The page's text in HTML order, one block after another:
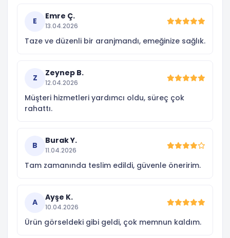
E
Emre Ç.
13.04.2026
Taze ve düzenli bir aranjmandı, emeğinize sağlık.
Z
Zeynep B.
12.04.2026
Müşteri hizmetleri yardımcı oldu, süreç çok
rahattı.
B
Burak Y.
11.04.2026
Tam zamanında teslim edildi, güvenle öneririm.
A
Ayşe K.
10.04.2026
Ürün görseldeki gibi geldi, çok memnun kaldım.